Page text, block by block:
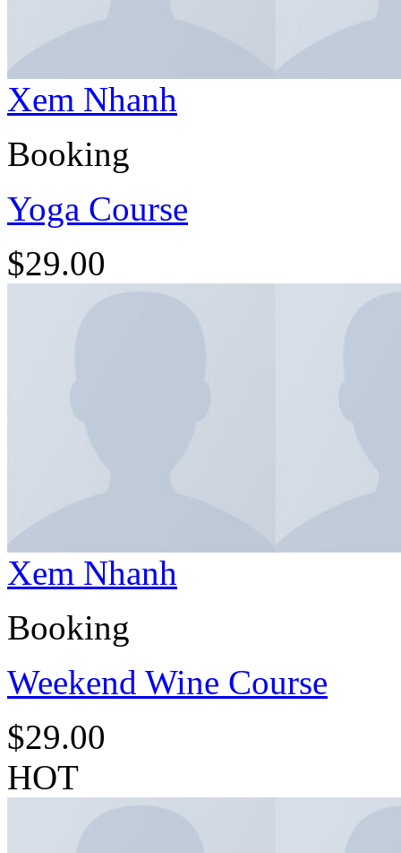
Xem Nhanh
Booking
Yoga Course
$29.00
Xem Nhanh
Booking
Weekend Wine Course
$29.00
HOT